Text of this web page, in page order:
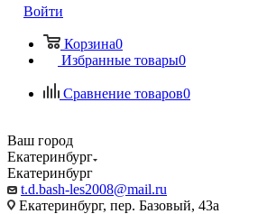
Войти
Корзина0
Избранные товары0
Сравнение товаров0
Ваш город
Екатеринбург
Екатеринбург
t.d.bash-les2008@mail.ru
Екатеринбург, пер. Базовый, 43а